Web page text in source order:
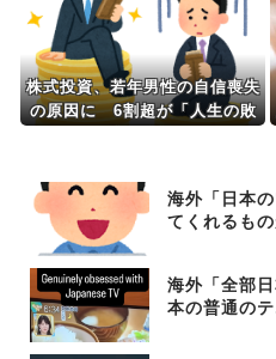
加に伴い、日本食の認知度が向
上」
株式投資、若年男性の自信喪失
の原因に 6割超が「人生の敗
海外「日本
てくれるも
海外「全部
本の普通の